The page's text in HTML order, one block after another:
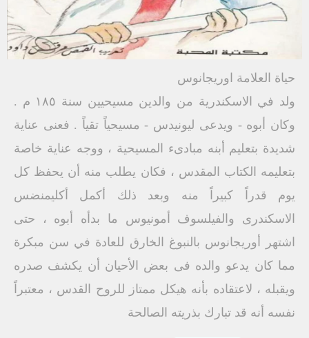
حياة العلامة اوريجانوس
ولد في الاسكندرية من والدين مسيحيين سنة ١٨٥ م .
وكان أبوه - ويدعى ليونيدس - مسيحياً تقياً . فعنى عناية
شديدة بتعليم أبنه مبادىء المسيحية ، ووجه عناية خاصة
بتعليمه الكتاب المقدس ، فكان يطلب منه أن يحفظ كل
يوم قدراً كبيراً منه وبعد ذلك أكمل أكليمنضس
الاسكندرى والفيلسوف أمونيوس ما بدأه أبوه ، حتى
اشتهر أوريجانوس بالنبوغ الخارق للعادة في سن مبكرة
مما كان يدعو والده فى بعض الأحيان أن يكشف صدره
ويقبله ، لاعتقاده بأنه هيكل ممتاز للروح القدس ، معتبراً
نفسه أنه قد تبارك بذريته الصالحة